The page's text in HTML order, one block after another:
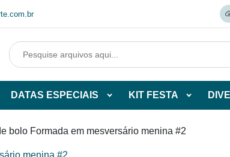
DATAS ESPECIAIS
de
KIT FESTA
bolo Formada em mesversário menina #2